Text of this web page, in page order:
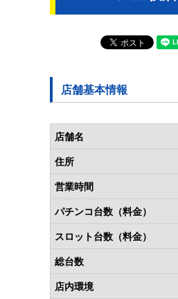
店舗基本情報
店舗名
住所
営業時間
パチンコ台数（料金）
スロット台数（料金）
総台数
店内環境